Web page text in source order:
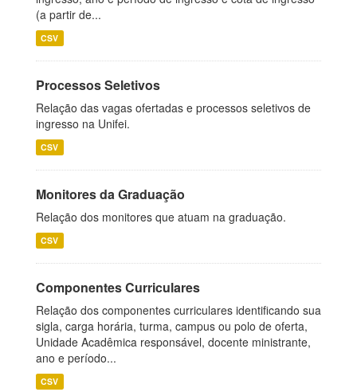
(a partir de...
CSV
Processos Seletivos
Relação das vagas ofertadas e processos seletivos de
ingresso na Unifei.
CSV
Monitores da Graduação
Relação dos monitores que atuam na graduação.
CSV
Componentes Curriculares
Relação dos componentes curriculares identificando sua
sigla, carga horária, turma, campus ou polo de oferta,
Unidade Acadêmica responsável, docente ministrante,
ano e período...
CSV